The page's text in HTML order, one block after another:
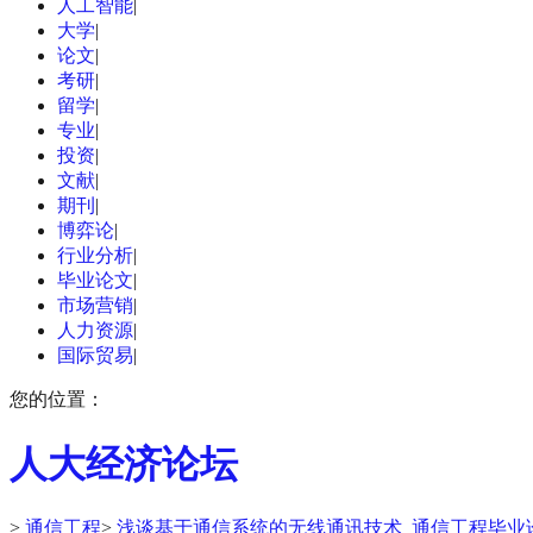
人工智能
大学|
论文|
考研|
留学|
专业|
投资|
文献|
期刊 |
博弈论|
行业分析|
毕业论文|
市场营销|
人力资源|
国际贸易|
您的位置：
人大经济论坛
> 通信工程> 浅谈基于通信系统的无线通讯技术_通信工程毕业